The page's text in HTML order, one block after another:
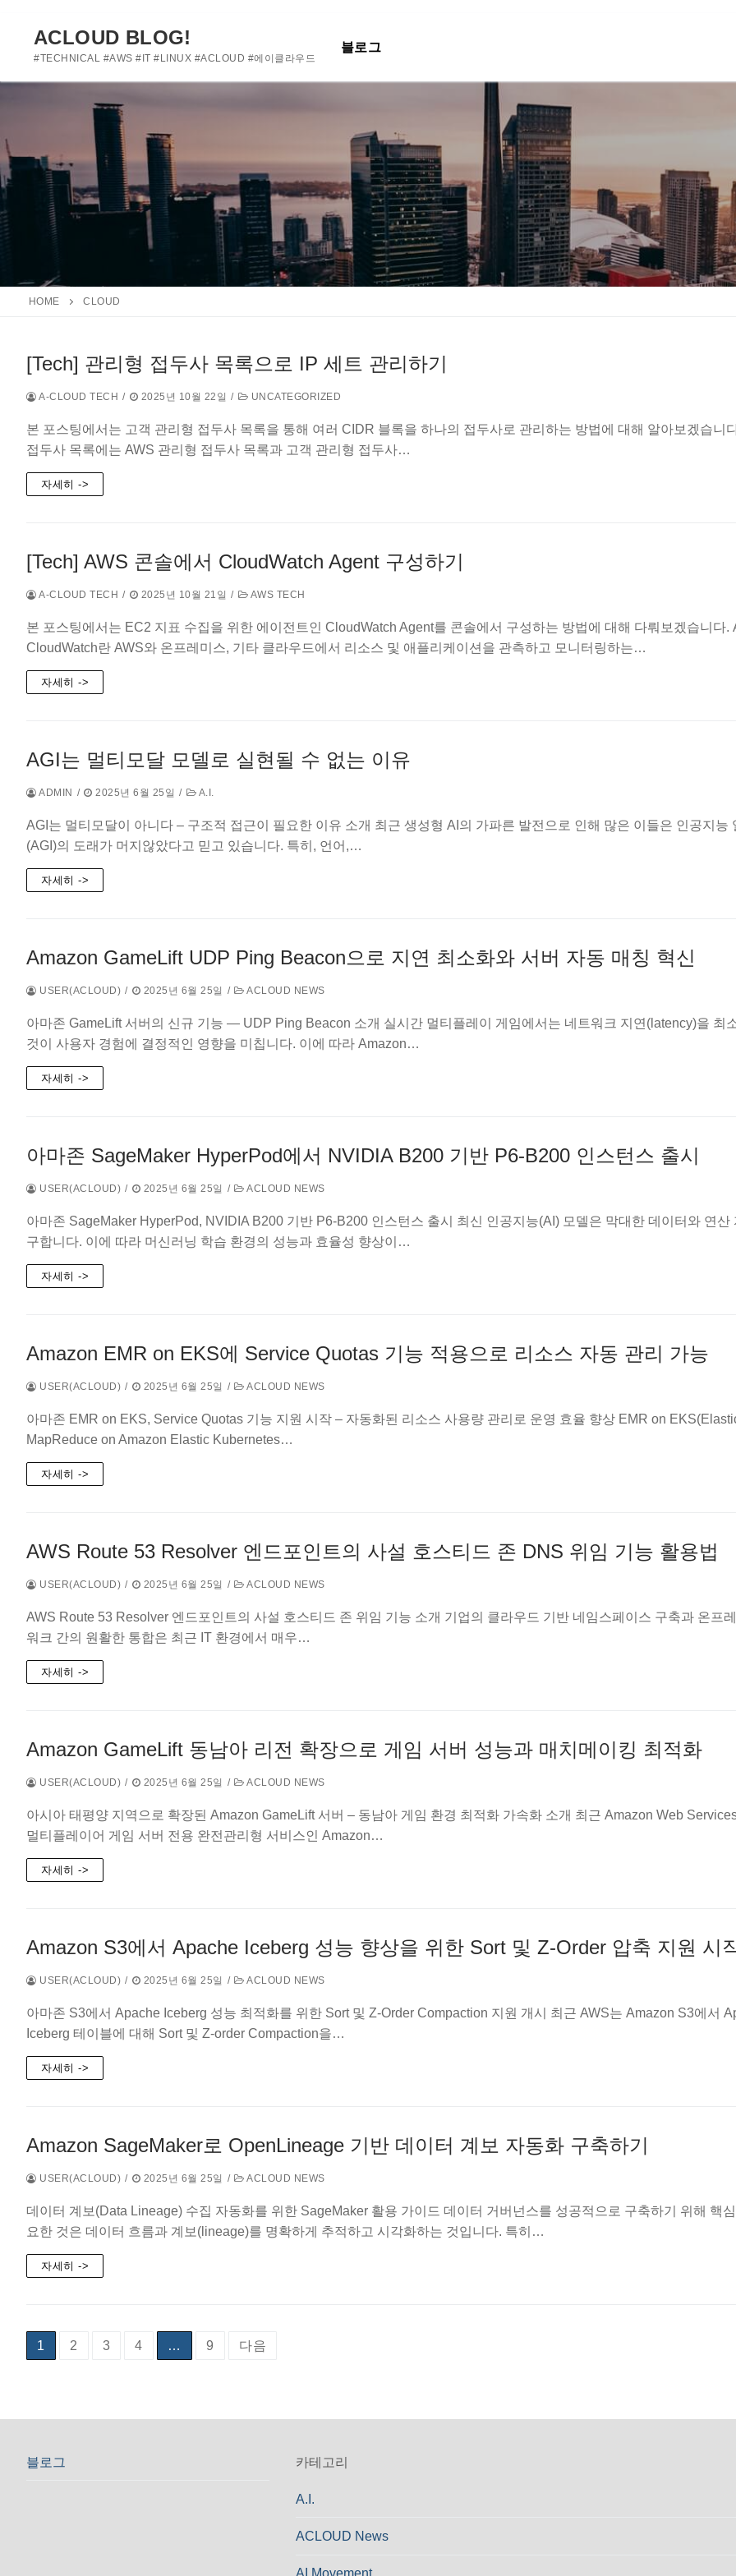
기
ACLOUD BLOG!
#TECHNICAL #AWS #IT #LINUX #ACLOUD #에이클라우드
블로그
HOME CLOUD
[Tech] 관리형 접두사 목록으로 IP 세트 관리하기
A-CLOUD TECH / 2025년 10월 22일 / UNCATEGORIZED
본 포스팅에서는 고객 관리형 접두사 목록을 통해 여러 CIDR 블록을 하나의 접두사로 관리하는 방법에 대해 알아보겠습니
접두사 목록에는 AWS 관리형 접두사 목록과 고객 관리형 접두사…
자세히 ->
[Tech] AWS 콘솔에서 CloudWatch Agent 구성하기
A-CLOUD TECH / 2025년 10월 21일 / AWS TECH
본 포스팅에서는 EC2 지표 수집을 위한 에이전트인 CloudWatch Agent를 콘솔에서 구성하는 방법에 대해 다뤄보겠습니다.
CloudWatch란 AWS와 온프레미스, 기타 클라우드에서 리소스 및 애플리케이션을 관측하고 모니터링하는…
자세히 ->
AGI는 멀티모달 모델로 실현될 수 없는 이유
ADMIN / 2025년 6월 25일 / A.I.
AGI는 멀티모달이 아니다 – 구조적 접근이 필요한 이유 소개 최근 생성형 AI의 가파른 발전으로 인해 많은 이들은 인공지능
(AGI)의 도래가 머지않았다고 믿고 있습니다. 특히, 언어,…
자세히 ->
Amazon GameLift UDP Ping Beacon으로 지연 최소화와 서버 자동 매칭 혁신
USER(ACLOUD) / 2025년 6월 25일 / ACLOUD NEWS
아마존 GameLift 서버의 신규 기능 — UDP Ping Beacon 소개 실시간 멀티플레이 게임에서는 네트워크 지연(latency)을 최
것이 사용자 경험에 결정적인 영향을 미칩니다. 이에 따라 Amazon…
자세히 ->
아마존 SageMaker HyperPod에서 NVIDIA B200 기반 P6-B200 인스턴스 출시
USER(ACLOUD) / 2025년 6월 25일 / ACLOUD NEWS
아마존 SageMaker HyperPod, NVIDIA B200 기반 P6-B200 인스턴스 출시 최신 인공지능(AI) 모델은 막대한 데이터와 연산
구합니다. 이에 따라 머신러닝 학습 환경의 성능과 효율성 향상이…
자세히 ->
Amazon EMR on EKS에 Service Quotas 기능 적용으로 리소스 자동 관리 가능
USER(ACLOUD) / 2025년 6월 25일 / ACLOUD NEWS
아마존 EMR on EKS, Service Quotas 기능 지원 시작 – 자동화된 리소스 사용량 관리로 운영 효율 향상 EMR on
MapReduce on Amazon Elastic Kubernetes…
자세히 ->
AWS Route 53 Resolver 엔드포인트의 사설 호스티드 존 DNS 위임 기능 활용법
USER(ACLOUD) / 2025년 6월 25일 / ACLOUD NEWS
AWS Route 53 Resolver 엔드포인트의 사설 호스티드 존 위임 기능 소개 기업의 클라우드 기반 네임스페이스 구축과 온프
워크 간의 원활한 통합은 최근 IT 환경에서 매우…
자세히 ->
Amazon GameLift 동남아 리전 확장으로 게임 서버 성능과 매치메이킹 최적화
USER(ACLOUD) / 2025년 6월 25일 / ACLOUD NEWS
아시아 태평양 지역으로 확장된 Amazon GameLift 서버 – 동남아 게임 환경 최적화 가속화 소개 최근 Amazon Web
멀티플레이어 게임 서버 전용 완전관리형 서비스인 Amazon…
자세히 ->
Amazon S3에서 Apache Iceberg 성능 향상을 위한 Sort 및 Z-Order 압축 지원 시
USER(ACLOUD) / 2025년 6월 25일 / ACLOUD NEWS
아마존 S3에서 Apache Iceberg 성능 최적화를 위한 Sort 및 Z-Order Compaction 지원 개시 최근 AWS는 Amazon S3에서
Iceberg 테이블에 대해 Sort 및 Z-order Compaction을…
자세히 ->
Amazon SageMaker로 OpenLineage 기반 데이터 계보 자동화 구축하기
USER(ACLOUD) / 2025년 6월 25일 / ACLOUD NEWS
데이터 계보(Data Lineage) 수집 자동화를 위한 SageMaker 활용 가이드 데이터 거버넌스를 성공적으로 구축하기 위해 핵
요한 것은 데이터 흐름과 계보(lineage)를 명확하게 추적하고 시각화하는 것입니다. 특히…
자세히 ->
글
이
매
1 2 3 4 … 9 다음
블로그 카테고리
A.I.
ACLOUD News